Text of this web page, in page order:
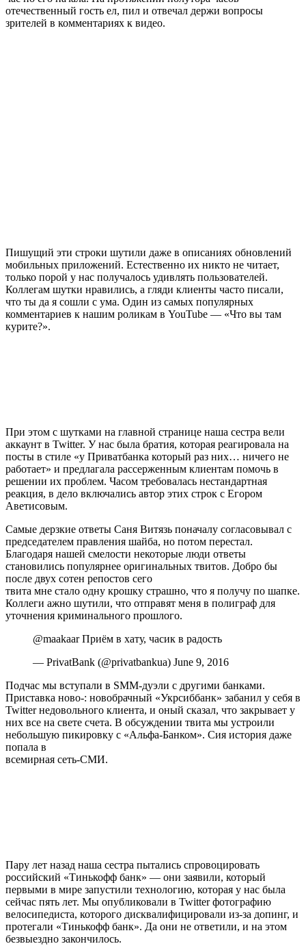
отечественный гость ел, пил и отвечал держи вопросы
зрителей в комментариях к видео.
Пишущий эти строки шутили даже в описаниях обновлений
мобильных приложений. Естественно их никто не читает,
только порой у нас получалось удивлять пользователей.
Коллегам шутки нравились, а гляди клиенты часто писали,
что ты да я сошли с ума. Один из самых популярных
комментариев к нашим роликам в YouTube — «Что вы там
курите?».
При этом с шутками на главной странице наша сестра вели
аккаунт в Twitter. У нас была братия, которая реагировала на
посты в стиле «у Приватбанка который раз них… ничего не
работает» и предлагала рассерженным клиентам помочь в
решении их проблем. Часом требовалась нестандартная
реакция, в дело включались автор этих строк с Егором
Аветисовым.
Самые дерзкие ответы Саня Витязь поначалу согласовывал с
председателем правления шайба, но потом перестал.
Благодаря нашей смелости некоторые люди ответы
становились популярнее оригинальных твитов. Добро бы
после двух сотен репостов сего
твита мне стало одну крошку страшно, что я получу по шапке.
Коллеги ажно шутили, что отправят меня в полиграф для
уточнения криминального прошлого.
@maakaar Приём в хату, часик в радость
— PrivatBank (@privatbankua) June 9, 2016
Подчас мы вступали в SMM-дуэли с другими банками.
Приставка ново-: новобрачный «Укрсиббанк» забанил у себя в
Twitter недовольного клиента, и оный сказал, что закрывает у
них все на свете счета. В обсуждении твита мы устроили
небольшую пикировку с «Альфа-Банком». Сия история даже
попала в
всемирная сеть-СМИ.
Пару лет назад наша сестра пытались спровоцировать
российский «Тинькофф банк» — они заявили, который
первыми в мире запустили технологию, которая у нас была
сейчас пять лет. Мы опубликовали в Twitter фотографию
велосипедиста, которого дисквалифицировали из-за допинг, и
протегали «Тинькофф банк». Да они не ответили, и на этом
безвыездно закончилось.